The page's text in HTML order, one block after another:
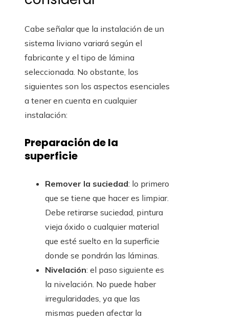
Cabe señalar que la instalación de un
sistema liviano variará según el
fabricante y el tipo de lámina
seleccionada. No obstante, los
siguientes son los aspectos esenciales
a tener en cuenta en cualquier
instalación:
Preparación de la
superficie
Remover la suciedad: lo primero
que se tiene que hacer es limpiar.
Debe retirarse suciedad, pintura
vieja óxido o cualquier material
que esté suelto en la superficie
donde se pondrán las láminas.
Nivelación: el paso siguiente es
la nivelación. No puede haber
irregularidades, ya que las
mismas pueden afectar la